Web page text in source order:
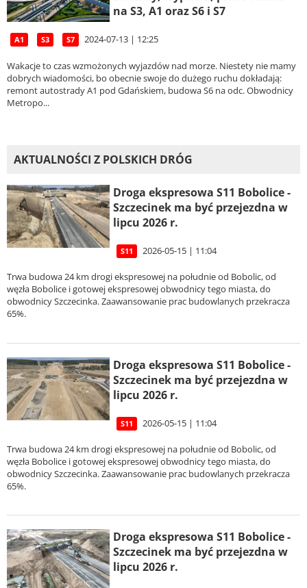
na S3, A1 oraz S6 i S7
A1 S3 S7 2024-07-13 | 12:25
Wakacje to czas wzmożonych wyjazdów nad morze. Niestety nie mamy
dobrych wiadomości, bo obecnie swoje do dużego ruchu dokładają:
remont autostrady A1 pod Gdańskiem, budowa S6 na odc. Obwodnicy
Metropo...
AKTUALNOŚCI Z POLSKICH DRÓG
Droga ekspresowa S11 Bobolice -
Szczecinek ma być przejezdna w
lipcu 2026 r.
S11 2026-05-15 | 11:04
Trwa budowa 24 km drogi ekspresowej na południe od Bobolic, od
węzła Bobolice i gotowej ekspresowej obwodnicy tego miasta, do
obwodnicy Szczecinka. Zaawansowanie prac budowlanych przekracza
65%.
Droga ekspresowa S11 Bobolice -
Szczecinek ma być przejezdna w
lipcu 2026 r.
S11 2026-05-15 | 11:04
Trwa budowa 24 km drogi ekspresowej na południe od Bobolic, od
węzła Bobolice i gotowej ekspresowej obwodnicy tego miasta, do
obwodnicy Szczecinka. Zaawansowanie prac budowlanych przekracza
65%.
Droga ekspresowa S11 Bobolice -
Szczecinek ma być przejezdna w
lipcu 2026 r.